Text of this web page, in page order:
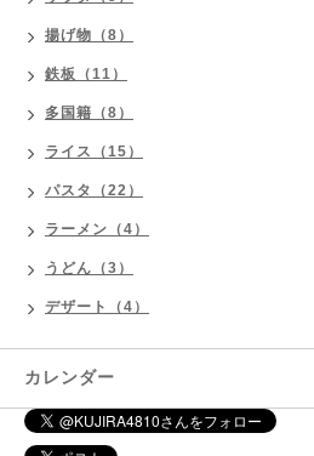
揚げ物（8）
鉄板（11）
多国籍（8）
ライス（15）
パスタ（22）
ラーメン（4）
うどん（3）
デザート（4）
カレンダー